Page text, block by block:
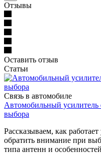
Отзывы
Оставить отзыв
Статьи
Связь в автомобиле
Автомобильный усилитель
выбора
Рассказываем, как
обратить внимание при
типа антенн и